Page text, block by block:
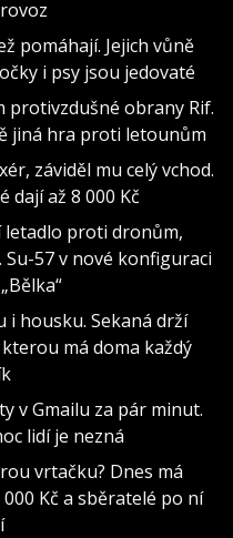
pomáhají. Jejich vůně
i psy jsou jedovaté
protivzdušné obrany Rif.
jiná hra proti letounům
záviděl mu celý vchod.
dají až 8 000 Kč
letadlo proti dronům,
57 v nové konfiguraci
housku. Sekaná drží
má doma každý
v Gmailu za pár minut.
lidí je nezná
vrtačku? Dnes má
Kč a sběratelé po ní